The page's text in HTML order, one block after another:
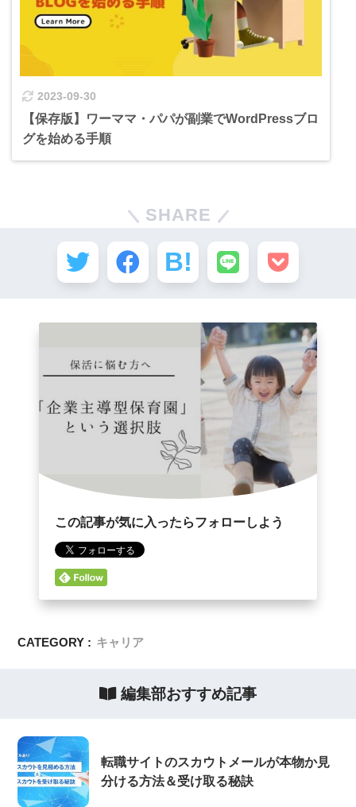
2023-09-30
【保存版】ワーママ・パパが副業でWordPressブロ
グを始める手順
SHARE
この記事が気に入ったらフォローしよう
CATEGORY : キャリア
編集部おすすめ記事
転職サイトのスカウトメールが本物か見
分ける方法＆受け取る秘訣